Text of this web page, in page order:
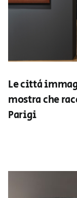
Le città
mostra che
Parigi